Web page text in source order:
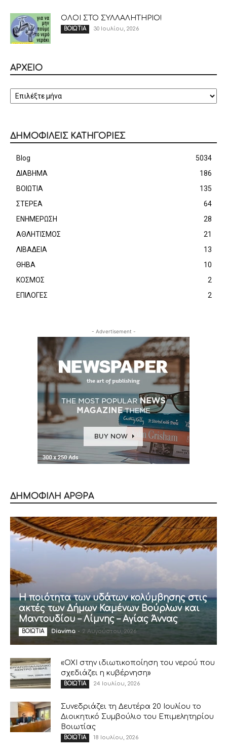
ΟΛΟΙ ΣΤΟ ΣΥΛΛΑΛΗΤΗΡΙΟ!
ΒΟΙΩΤΙΑ 30 Ιουλίου, 2026
ΑΡΧΕΙΟ
ΔΗΜΟΦΙΛΕΙΣ ΚΑΤΗΓΟΡΙΕΣ
Blog
5034
ΔΙΑΒΗΜΑ
186
ΒΟΙΩΤΙΑ
135
ΣΤΕΡΕΑ
64
ΕΝΗΜΕΡΩΣΗ
28
ΑΘΛΗΤΙΣΜΟΣ
21
ΛΙΒΑΔΕΙΑ
13
ΘΗΒΑ
10
ΚΟΣΜΟΣ
2
ΕΠΙΛΟΓΕΣ
2
- Advertisement -
ΔΗΜΟΦΙΛΗ ΑΡΘΡΑ
Η ποιότητα των υδάτων κολύμβησης στις
ακτές των Δήμων Καμένων Βούρλων και
Μαντουδίου – Λίμνης – Αγίας Άννας
ΒΟΙΩΤΙΑ Diavima - 2 Αυγούστου, 2026
«ΟΧΙ στην ιδιωτικοποίηση του νερού που
σχεδιάζει η κυβέρνηση»
ΒΟΙΩΤΙΑ 24 Ιουλίου, 2026
Συνεδριάζει τη Δευτέρα 20 Ιουλίου το
Διοικητικό Συμβούλιο του Επιμελητηρίου
Βοιωτίας
ΒΟΙΩΤΙΑ 18 Ιουλίου, 2026